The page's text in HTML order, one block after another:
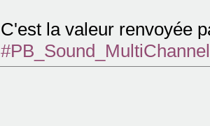
C'est la valeur renvoyée
#PB_Sound_MultiChannel